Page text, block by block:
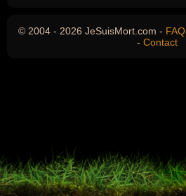
© 2004 - 2026 JeSuisMort.com - FAQ
- Contact